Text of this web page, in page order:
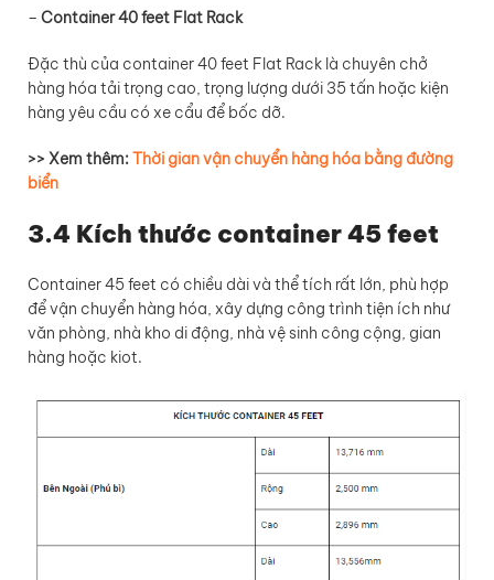
– Container 40 feet Flat Rack
Đặc thù của container 40 feet Flat Rack là chuyên chở
hàng hóa tải trọng cao, trọng lượng dưới 35 tấn hoặc kiện
hàng yêu cầu có xe cẩu để bốc dỡ.
>> Xem thêm:Thời gian vận chuyển hàng hóa bằng đường
biển
3.4 Kích thước container 45 feet
Container 45 feet có chiều dài và thể tích rất lớn, phù hợp
để vận chuyển hàng hóa, xây dựng công trình tiện ích như
văn phòng, nhà kho di động, nhà vệ sinh công cộng, gian
hàng hoặc kiot.